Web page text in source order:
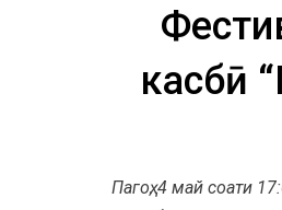
касбӣ
Пагоҳ, 4 май соати